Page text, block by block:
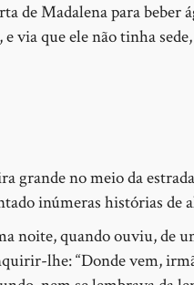
de Madalena para beber
via que ele não tinha
grande no meio da
inúmeras histórias de
noite, quando ouviu, de
lhe: “Donde vem,